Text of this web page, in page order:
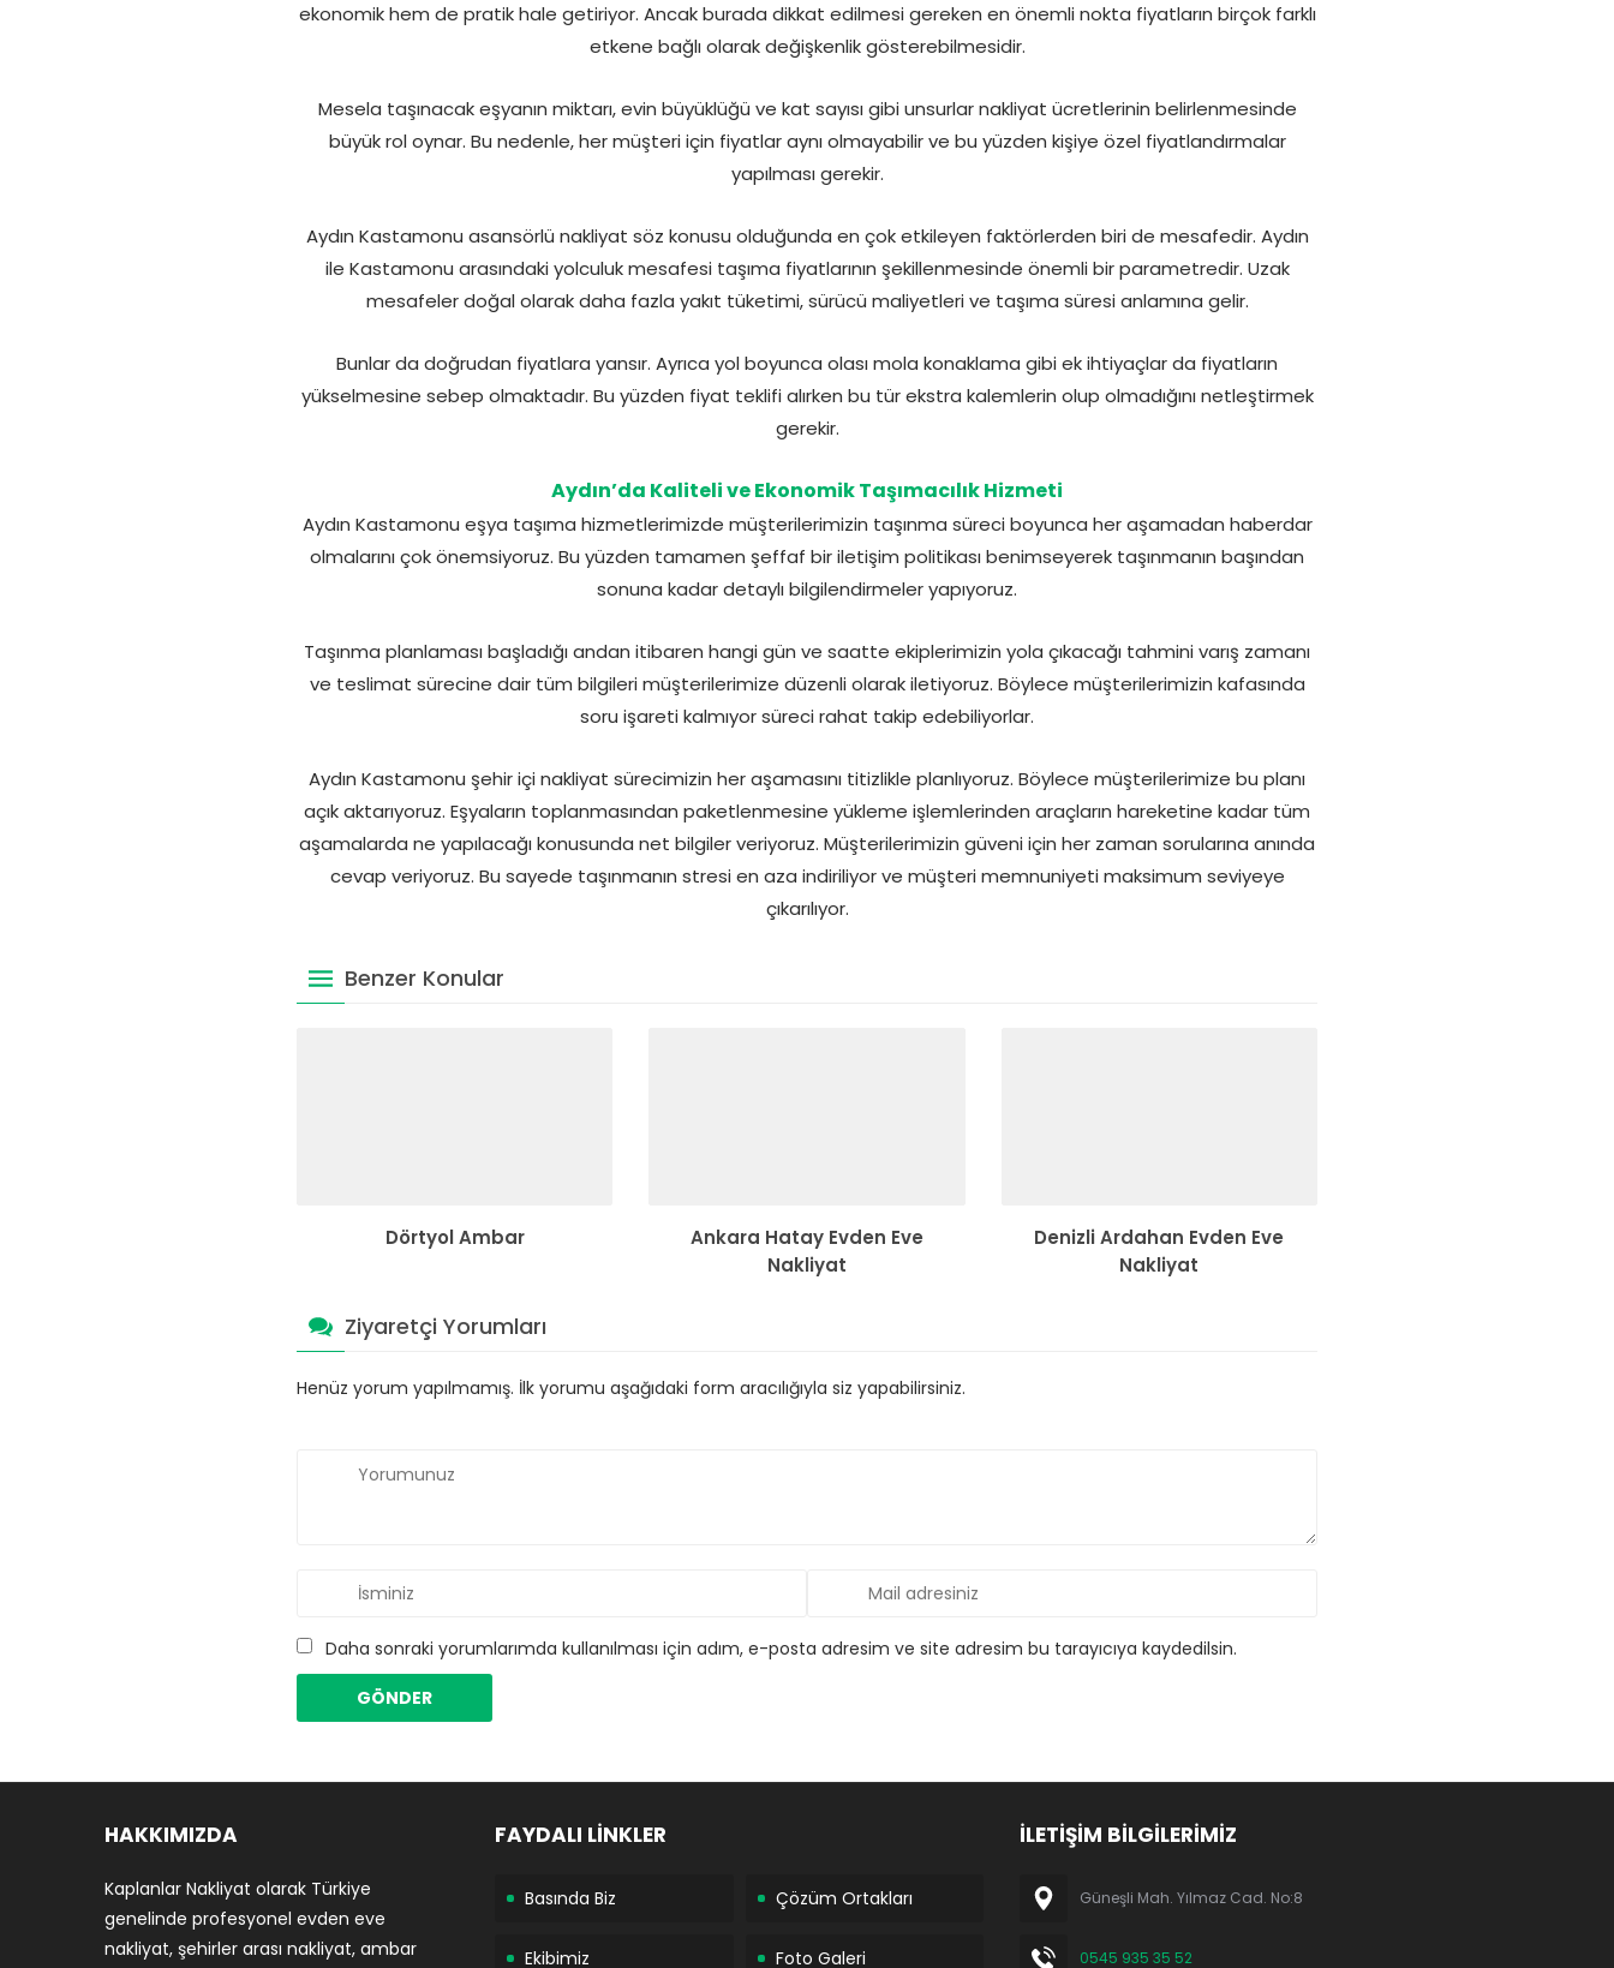
ekonomik hem de pratik hale getiriyor. Ancak burada dikkat edilmesi gereken en önemli nokta fiyatların birçok farklı
etkene bağlı olarak değişkenlik gösterebilmesidir.
Mesela taşınacak eşyanın miktarı, evin büyüklüğü ve kat sayısı gibi unsurlar nakliyat ücretlerinin belirlenmesinde
büyük rol oynar. Bu nedenle, her müşteri için fiyatlar aynı olmayabilir ve bu yüzden kişiye özel fiyatlandırmalar
yapılması gerekir.
Aydın Kastamonu asansörlü nakliyat söz konusu olduğunda en çok etkileyen faktörlerden biri de mesafedir. Aydın
ile Kastamonu arasındaki yolculuk mesafesi taşıma fiyatlarının şekillenmesinde önemli bir parametredir. Uzak
mesafeler doğal olarak daha fazla yakıt tüketimi, sürücü maliyetleri ve taşıma süresi anlamına gelir.
Bunlar da doğrudan fiyatlara yansır. Ayrıca yol boyunca olası mola konaklama gibi ek ihtiyaçlar da fiyatların
yükselmesine sebep olmaktadır. Bu yüzden fiyat teklifi alırken bu tür ekstra kalemlerin olup olmadığını netleştirmek
gerekir.
Aydın’da Kaliteli ve Ekonomik Taşımacılık Hizmeti
Aydın Kastamonu eşya taşıma hizmetlerimizde müşterilerimizin taşınma süreci boyunca her aşamadan haberdar
olmalarını çok önemsiyoruz. Bu yüzden tamamen şeffaf bir iletişim politikası benimseyerek taşınmanın başından
sonuna kadar detaylı bilgilendirmeler yapıyoruz.
Taşınma planlaması başladığı andan itibaren hangi gün ve saatte ekiplerimizin yola çıkacağı tahmini varış zamanı
ve teslimat sürecine dair tüm bilgileri müşterilerimize düzenli olarak iletiyoruz. Böylece müşterilerimizin kafasında
soru işareti kalmıyor süreci rahat takip edebiliyorlar.
Aydın Kastamonu şehir içi nakliyat sürecimizin her aşamasını titizlikle planlıyoruz. Böylece müşterilerimize bu planı
açık aktarıyoruz. Eşyaların toplanmasından paketlenmesine yükleme işlemlerinden araçların hareketine kadar tüm
aşamalarda ne yapılacağı konusunda net bilgiler veriyoruz. Müşterilerimizin güveni için her zaman sorularına anında
cevap veriyoruz. Bu sayede taşınmanın stresi en aza indiriliyor ve müşteri memnuniyeti maksimum seviyeye
çıkarılıyor.
Benzer Konular
Dörtyol Ambar
Ankara Hatay Evden Eve
Nakliyat
Denizli Ardahan Evden Eve
Nakliyat
Ziyaretçi Yorumları
Henüz yorum yapılmamış. İlk yorumu aşağıdaki form aracılığıyla siz yapabilirsiniz.
Daha sonraki yorumlarımda kullanılması için adım, e-posta adresim ve site adresim bu tarayıcıya kaydedilsin.
HAKKIMIZDA
Kaplanlar Nakliyat olarak Türkiye
genelinde profesyonel evden eve
nakliyat, şehirler arası nakliyat, ambar
FAYDALI LİNKLER
Basında Biz Çözüm Ortakları
Ekibimiz Foto Galeri
İLETİŞİM BİLGİLERİMİZ
Güneşli Mah. Yılmaz Cad. No:8
0545 935 35 52